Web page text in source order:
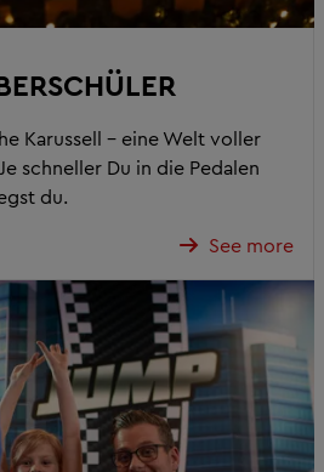
Karussell – eine Welt voller
schneller Du in die Pedalen
du.
See more